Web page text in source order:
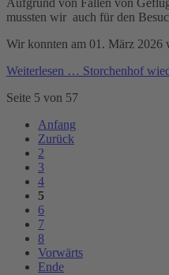
Aufgrund von Fällen von
mussten wir auch für den
Wir konnten am 01. März 2026
Weiterlesen … Storchenhof
Seite 5 von 57
Anfang
Zurück
2
3
4
5
6
7
8
Vorwärts
Ende